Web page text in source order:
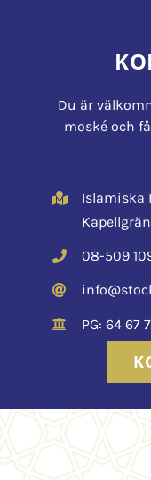
Du är
moské och
Islamiska
08-509
PG: 64 67